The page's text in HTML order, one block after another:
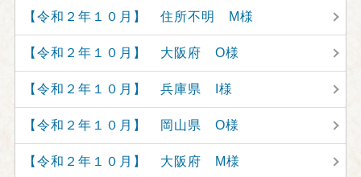
【令和２年１０月】 住所不明 M様
【令和２年１０月】 大阪府 O様
【令和２年１０月】 兵庫県 I様
【令和２年１０月】 岡山県 O様
【令和２年１０月】 大阪府 M様